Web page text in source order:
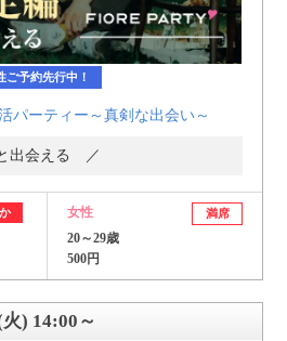
ご予約先行中！
パーティー～真剣な出会い～
出会える ／
女性 満席
20～29歳
500円
) 14:00～